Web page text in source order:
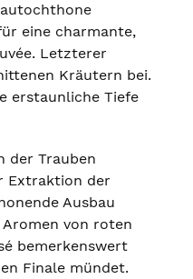
eine charmante,
Letzterer
Kräutern bei.
erstaunliche Tiefe
der Trauben
Extraktion der
Ausbau
von roten
bemerkenswert
Finale mündet.